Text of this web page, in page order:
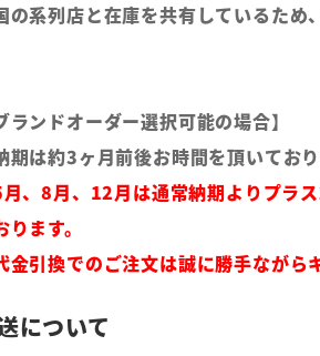
の系列店と在庫を共有しているため
ランドオーダー選択可能の場合】
期は約3ヶ月前後お時間を頂いており
月、8月、12月は通常納期よりプラ
ります。
金引換でのご注文は誠に勝手ながら